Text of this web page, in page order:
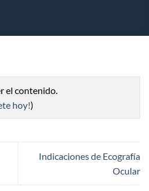
el contenido.
hoy!)
Indicaciones de Ecografía
Ocular